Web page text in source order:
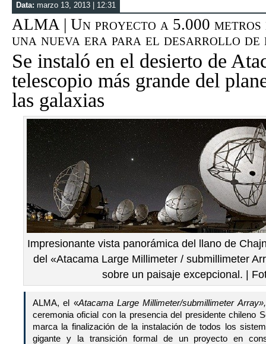
Data: marzo 13, 2013 | 12:31
ALMA | Un proyecto a 5.000
una nueva era para el desarrollo
Se instaló en el desierto de
telescopio más grande del
las galaxias
Impresionante vista panorámica del llano de
del «Atacama Large Millimeter / submillimeter
sobre un paisaje excepcional. |
ALMA, el «Atacama Large Millimeter/submillimeter Array»,
ceremonia oficial con la presencia del presidente chileno
marca la finalización de la instalación de todos los
gigante y la transición formal de un proyecto en